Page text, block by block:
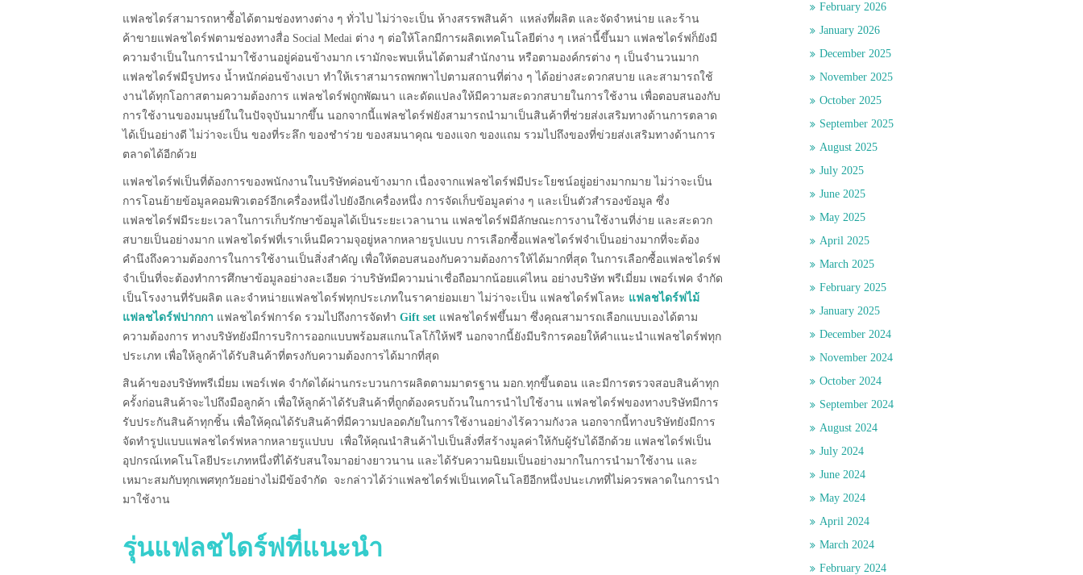
แฟลชไดร์สามารถหาซื้อได้ตามช่องทางต่าง ๆ ทั่วไป ไม่ว่าจะเป็น ห้างสรรพสินค้า แหล่งที่ผลิต และจัดจำหน่าย และร้าน
ค้าขายแฟลชไดร์ฟตามช่องทางสื่อ Social Medai ต่าง ๆ ต่อให้โลกมีการผลิตเทคโนโลยีต่าง ๆ เหล่านี้ขึ้นมา แฟลชไดร์ฟก็ยังมี
ความจำเป็นในการนำมาใช้งานอยู่ค่อนข้างมาก เรามักจะพบเห็นได้ตามสำนักงาน หรือตามองค์กรต่าง ๆ เป็นจำนวนมาก
แฟลชไดร์ฟมีรูปทรง น้ำหนักค่อนข้างเบา ทำให้เราสามารถพกพาไปตามสถานที่ต่าง ๆ ได้อย่างสะดวกสบาย และสามารถใช้
งานได้ทุกโอกาสตามความต้องการ แฟลชไดร์ฟถูกพัฒนา และดัดแปลงให้มีความสะดวกสบายในการใช้งาน เพื่อตอบสนองกับ
การใช้งานของมนุษย์ในในปัจจุบันมากขึ้น นอกจากนี้แฟลชไดร์ฟยังสามารถนำมาเป็นสินค้าที่ช่วยส่งเสริมทางด้านการตลาด
ได้เป็นอย่างดี ไม่ว่าจะเป็น ของที่ระลึก ของชำร่วย ของสมนาคุณ ของแจก ของแถม รวมไปถึงของที่ข่วยส่งเสริมทางด้านการ
ตลาดได้อีกด้วย
แฟลชไดร์ฟเป็นที่ต้องการของพนักงานในบริษัทค่อนข้างมาก เนื่องจากแฟลชไดร์ฟมีประโยชน์อยู่อย่างมากมาย ไม่ว่าจะเป็น
การโอนย้ายข้อมูลคอมพิวเตอร์อีกเครื่องหนึ่งไปยังอีกเครื่องหนึ่ง การจัดเก็บข้อมูลต่าง ๆ และเป็นตัวสำรองข้อมูล ซึ่ง
แฟลชไดร์ฟมีระยะเวลาในการเก็บรักษาข้อมูลได้เป็นระยะเวลานาน แฟลชไดร์ฟมีลักษณะการงานใช้งานที่ง่าย และสะดวก
สบายเป็นอย่างมาก แฟลชไดร์ฟที่เราเห็นมีความจุอยู่หลากหลายรูปแบบ การเลือกซื้อแฟลชไดร์ฟจำเป็นอย่างมากที่จะต้อง
คำนึงถึงความต้องการในการใช้งานเป็นสิ่งสำคัญ เพื่อให้ตอบสนองกับความต้องการให้ได้มากที่สุด ในการเลือกซื้อแฟลชไดร์ฟ
จำเป็นที่จะต้องทำการศึกษาข้อมูลอย่างละเอียด ว่าบริษัทมีความน่าเชื่อถือมากน้อยแค่ไหน อย่างบริษัท พรีเมี่ยม เพอร์เฟค จำกัด
เป็นโรงงานที่รับผลิต และจำหน่ายแฟลชไดร์ฟทุกประเภทในราคาย่อมเยา ไม่ว่าจะเป็น แฟลชไดร์ฟโลหะ แฟลชไดร์ฟไม้
แฟลชไดร์ฟปากกา แฟลชไดร์ฟการ์ด รวมไปถึงการจัดทำ Gift set แฟลชไดร์ฟขึ้นมา ซึ่งคุณสามารถเลือกแบบเองได้ตาม
ความต้องการ ทางบริษัทยังมีการบริการออกแบบพร้อมสแกนโลโก้ให้ฟรี นอกจากนี้ยังมีบริการคอยให้คำแนะนำแฟลชไดร์ฟทุก
ประเภท เพื่อให้ลูกค้าได้รับสินค้าที่ตรงกับความต้องการได้มากที่สุด
สินค้าของบริษัทพรีเมี่ยม เพอร์เฟค จำกัดได้ผ่านกระบวนการผลิตตามมาตรฐาน มอก.ทุกขึ้นตอน และมีการตรวจสอบสินค้าทุก
ครั้งก่อนสินค้าจะไปถึงมือลูกค้า เพื่อให้ลูกค้าได้รับสินค้าที่ถูกต้องครบถ้วนในการนำไปใช้งาน แฟลชไดร์ฟของทางบริษัทมีการ
รับประกันสินค้าทุกชิ้น เพื่อให้คุณได้รับสินค้าที่มีความปลอดภัยในการใช้งานอย่างไร้ความกังวล นอกจากนี้ทางบริษัทยังมีการ
จัดทำรูปแบบแฟลชไดร์ฟหลากหลายรูแปบบ เพื่อให้คุณนำสินค้าไปเป็นสิ่งที่สร้างมูลค่าให้กับผู้รับได้อีกด้วย แฟลชไดร์ฟเป็น
อุปกรณ์เทคโนโลยีประเภทหนึ่งที่ได้รับสนใจมาอย่างยาวนาน และได้รับความนิยมเป็นอย่างมากในการนำมาใช้งาน และ
เหมาะสมกับทุกเพศทุกวัยอย่างไม่มีข้อจำกัด จะกล่าวได้ว่าแฟลชไดร์ฟเป็นเทคโนโลยีอีกหนึ่งปนะเภทที่ไม่ควรพลาดในการนำ
มาใช้งาน
รุ่นแฟลชไดร์ฟที่แนะนำ
February 2026
January 2026
December 2025
November 2025
October 2025
September 2025
August 2025
July 2025
June 2025
May 2025
April 2025
March 2025
February 2025
January 2025
December 2024
November 2024
October 2024
September 2024
August 2024
July 2024
June 2024
May 2024
April 2024
March 2024
February 2024